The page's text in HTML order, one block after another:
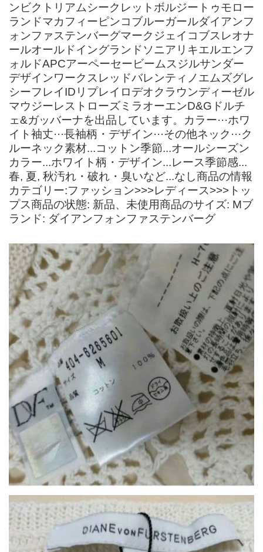
ンビクトリアムシークレットボルジートゥモロー
ランドマカフィーピンコブルーガールダイアンフ
ォンファステンバーグマークジェイコブスレオナ
ールオールドイングランドソニアリキエルエンフ
ォルドAPCアーペーセービームスジルサンダー
デザインワークスレッドバレンティノエムズグレ
シーフレイIDリプレイロデオクラウンディーゼル
マウジーレストローズミラオーエンD&Gドルチ
ェ&ガッバーナを出品しています。カラー···ホワ
イト袖丈···長袖柄・デザイン···その他ネック···ク
ルーネック素材...コットン季節...オールシーズン
カラー...ホワイト柄・デザイン...レース季節感...
春, 夏, 秋汚れ・破れ・臭いなど...なし商品の情報
カテゴリー:ファッション>>>レディース>>>トッ
プス商品の状態: 新品、未使用商品のサイズ: Mブ
ランド: ダイアンフォンファステンバーグ